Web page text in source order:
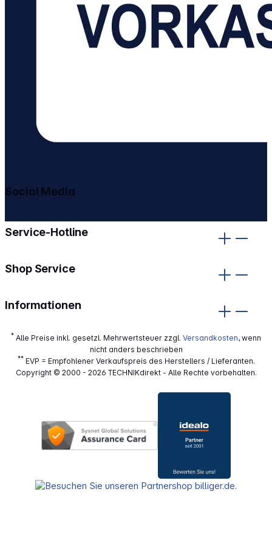
Service-Hotline
Shop Service
Informationen
Social Media
* Alle Preise inkl. gesetzl. Mehrwertsteuer zzgl. Versandkosten, wenn
nicht anders beschrieben
**EVP = Empfohlener Verkaufspreis des Herstellers / Lieferanten.
Copyright © 2000 - 2026 TECHNIKdirekt - Alle Rechte vorbehalten.